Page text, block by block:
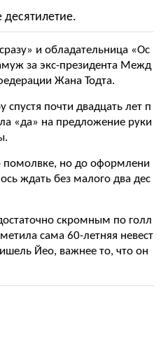
и обладательница «Ос
за экс-президента Межд
Жана Тодта.
почти двадцать лет п
«да» на предложение руки
помолвке, но до оформлени
ждать без малого два дес
скромным по голл
сама 60-летняя невест
Йео, важнее то, что он